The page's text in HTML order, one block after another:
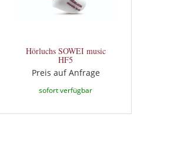
Hörluchs SOWEI music
HF5
Preis auf Anfrage
sofort verfügbar